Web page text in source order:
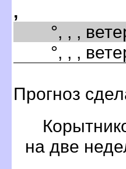
,
°, , ,
°, , ,
Прогноз
на две